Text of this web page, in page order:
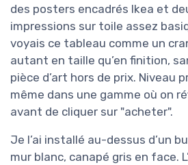
des posters encadrés Ikea et
impressions sur toile assez
voyais ce tableau comme un
autant en taille qu’en finition,
pièce d’art hors de prix. Niveau
même dans une gamme où on
avant de cliquer sur "acheter".
Je l’ai installé au-dessus d’un
mur blanc, canapé gris en face.